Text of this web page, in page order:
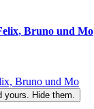
Bruno und Mo
Bruno und Mo
yours. Hide them.